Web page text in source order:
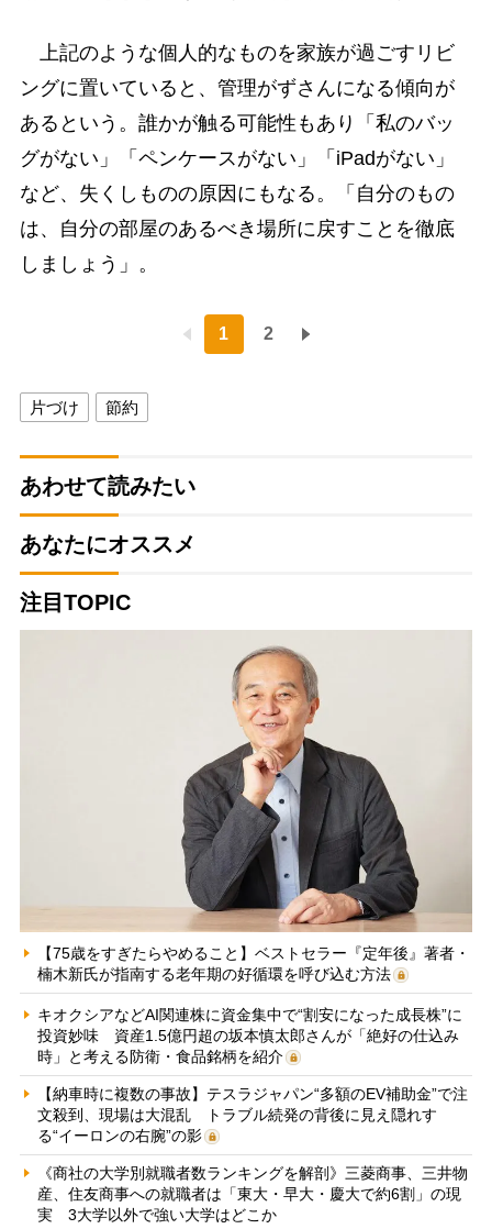
上記のような個人的なものを家族が過ごすリビ
ングに置いていると、管理がずさんになる傾向が
あるという。誰かが触る可能性もあり「私のバッ
グがない」「ペンケースがない」「iPadがない」
など、失くしものの原因にもなる。「自分のもの
は、自分の部屋のあるべき場所に戻すことを徹底
しましょう」。
1 2
片づけ 節約
あわせて読みたい
あなたにオススメ
注目TOPIC
【75歳をすぎたらやめること】ベストセラー『定年後』著者・
楠木新氏が指南する老年期の好循環を呼び込む方法
キオクシアなどAI関連株に資金集中で“割安になった成長株”に
投資妙味 資産1.5億円超の坂本慎太郎さんが「絶好の仕込み
時」と考える防衛・食品銘柄を紹介
【納車時に複数の事故】テスラジャパン“多額のEV補助金”で注
文殺到、現場は大混乱 トラブル続発の背後に見え隠れす
る“イーロンの右腕”の影
《商社の大学別就職者数ランキングを解剖》三菱商事、三井物
産、住友商事への就職者は「東大・早大・慶大で約6割」の現
実 3大学以外で強い大学はどこか